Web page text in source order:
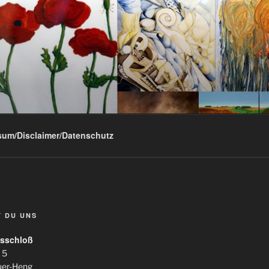
Disclaimer/Datenschutz
DU UNS
5
Heng